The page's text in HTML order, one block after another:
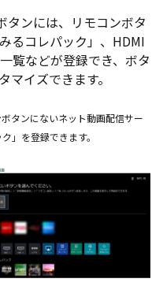
タンには、リモコンボタ
るコレパック」、HDMI
覧などが登録でき、ボタ
マイズできます。
タンにないネット動画配信サー
」を登録できます。